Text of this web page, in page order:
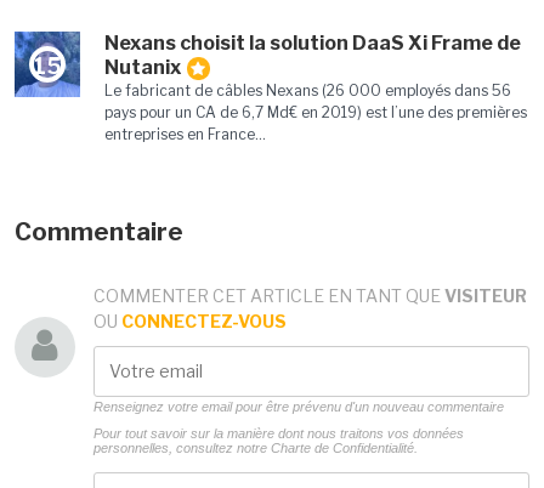
15
Nexans choisit la solution DaaS Xi Frame de
Nutanix
Le fabricant de câbles Nexans (26 000 employés dans 56
pays pour un CA de 6,7 Md€ en 2019) est l’une des premières
entreprises en France...
Commentaire
COMMENTER CET ARTICLE EN TANT QUE VISITEUR
OU CONNECTEZ-VOUS
Renseignez votre email pour être prévenu d'un nouveau commentaire
Pour tout savoir sur la manière dont nous traitons vos données
personnelles, consultez notre Charte de Confidentialité.